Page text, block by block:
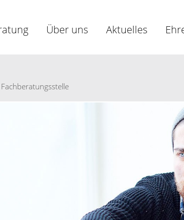
Über uns Aktuelles
Fachberatungsstelle